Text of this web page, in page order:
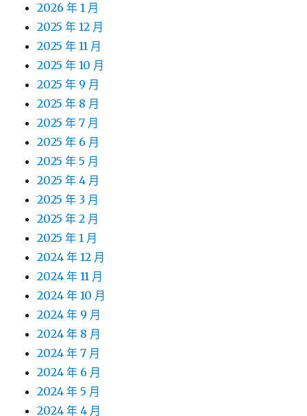
2026 年 1 月
2025 年 12 月
2025 年 11 月
2025 年 10 月
2025 年 9 月
2025 年 8 月
2025 年 7 月
2025 年 6 月
2025 年 5 月
2025 年 4 月
2025 年 3 月
2025 年 2 月
2025 年 1 月
2024 年 12 月
2024 年 11 月
2024 年 10 月
2024 年 9 月
2024 年 8 月
2024 年 7 月
2024 年 6 月
2024 年 5 月
2024 年 4 月